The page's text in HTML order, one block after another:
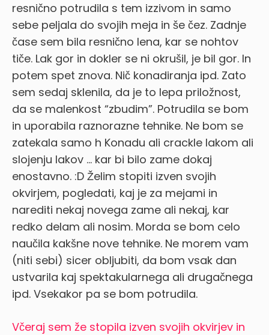
resnično potrudila s tem izzivom in samo
sebe peljala do svojih meja in še čez. Zadnje
čase sem bila resnično lena, kar se nohtov
tiče. Lak gor in dokler se ni okrušil, je bil gor. In
potem spet znova. Nič konadiranja ipd. Zato
sem sedaj sklenila, da je to lepa priložnost,
da se malenkost “zbudim”. Potrudila se bom
in uporabila raznorazne tehnike. Ne bom se
zatekala samo h Konadu ali crackle lakom ali
slojenju lakov … kar bi bilo zame dokaj
enostavno. :D Želim stopiti izven svojih
okvirjem, pogledati, kaj je za mejami in
narediti nekaj novega zame ali nekaj, kar
redko delam ali nosim. Morda se bom celo
naučila kakšne nove tehnike. Ne morem vam
(niti sebi) sicer obljubiti, da bom vsak dan
ustvarila kaj spektakularnega ali drugačnega
ipd. Vsekakor pa se bom potrudila.
Včeraj sem že stopila izven svojih okvirjev in